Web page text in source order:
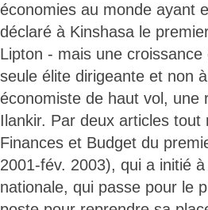
économies au monde ayant
déclaré à Kinshasa le
Lipton - mais une
seule élite dirigeante et non
économiste de haut vol, une
Ilankir. Par deux articles tout
Finances et Budget du
2001-fév. 2003), qui a initié à
nationale, qui passe pour le